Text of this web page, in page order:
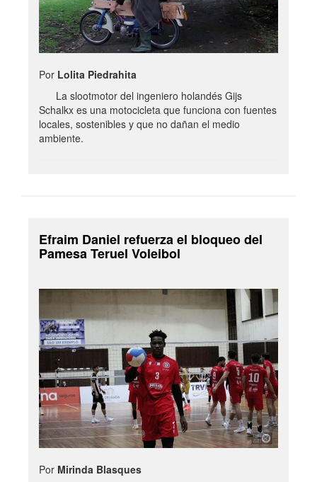
Por Lolita Piedrahita
La slootmotor del ingeniero holandés Gijs
Schalkx es una motocicleta que funciona con fuentes
locales, sostenibles y que no dañan el medio
ambiente.
Efraim Daniel refuerza el bloqueo del
Pamesa Teruel Voleibol
Por Mirinda Blasques